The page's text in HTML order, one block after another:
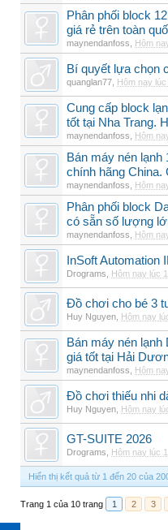
Phân phối block
giá rẻ trên toàn
maynendanfoss Hôm
Bí quyết lựa chọn
quanglan77 Hôm nay
Cung cấp block
tốt tại Nha Trang.
maynendanfoss Hôm
Bán máy nén
chính hãng China.
maynendanfoss Hôm
Phân phối block
có sẵn số lượng
maynendanfoss Hôm
InSoft Automation
Drograms Hôm nay lúc
Đồ chơi cho bé 3
Huy Nguyen Hôm nay
Bán máy nén lạnh
giá tốt tại Hải
maynendanfoss Hôm
Đồ chơi thiếu nhi
Huy Nguyen Hôm nay
GT-SUITE 2026
Drograms Hôm nay lúc
Hiển thị kết quả từ 1 đến 20 của
Trang 1 của 10 trang 1 2 3